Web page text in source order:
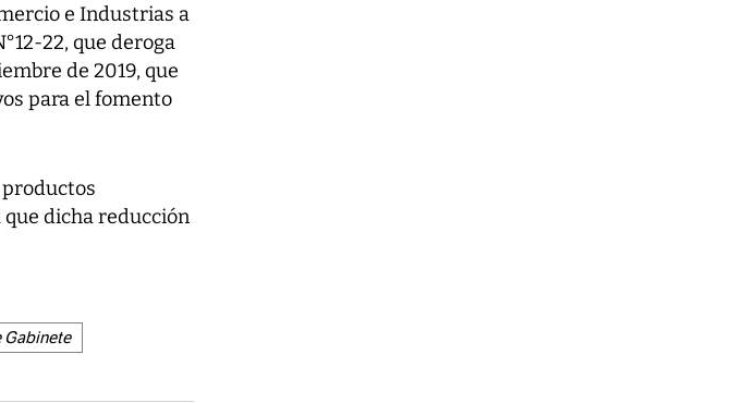
e Industrias a
22, que deroga
de 2019, que
para el fomento
dicha reducción
Gabinete